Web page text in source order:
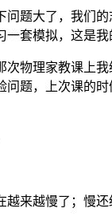
题大了，我们
套模拟，这是我
物理家教课上
题，上次课的
来越慢了；慢